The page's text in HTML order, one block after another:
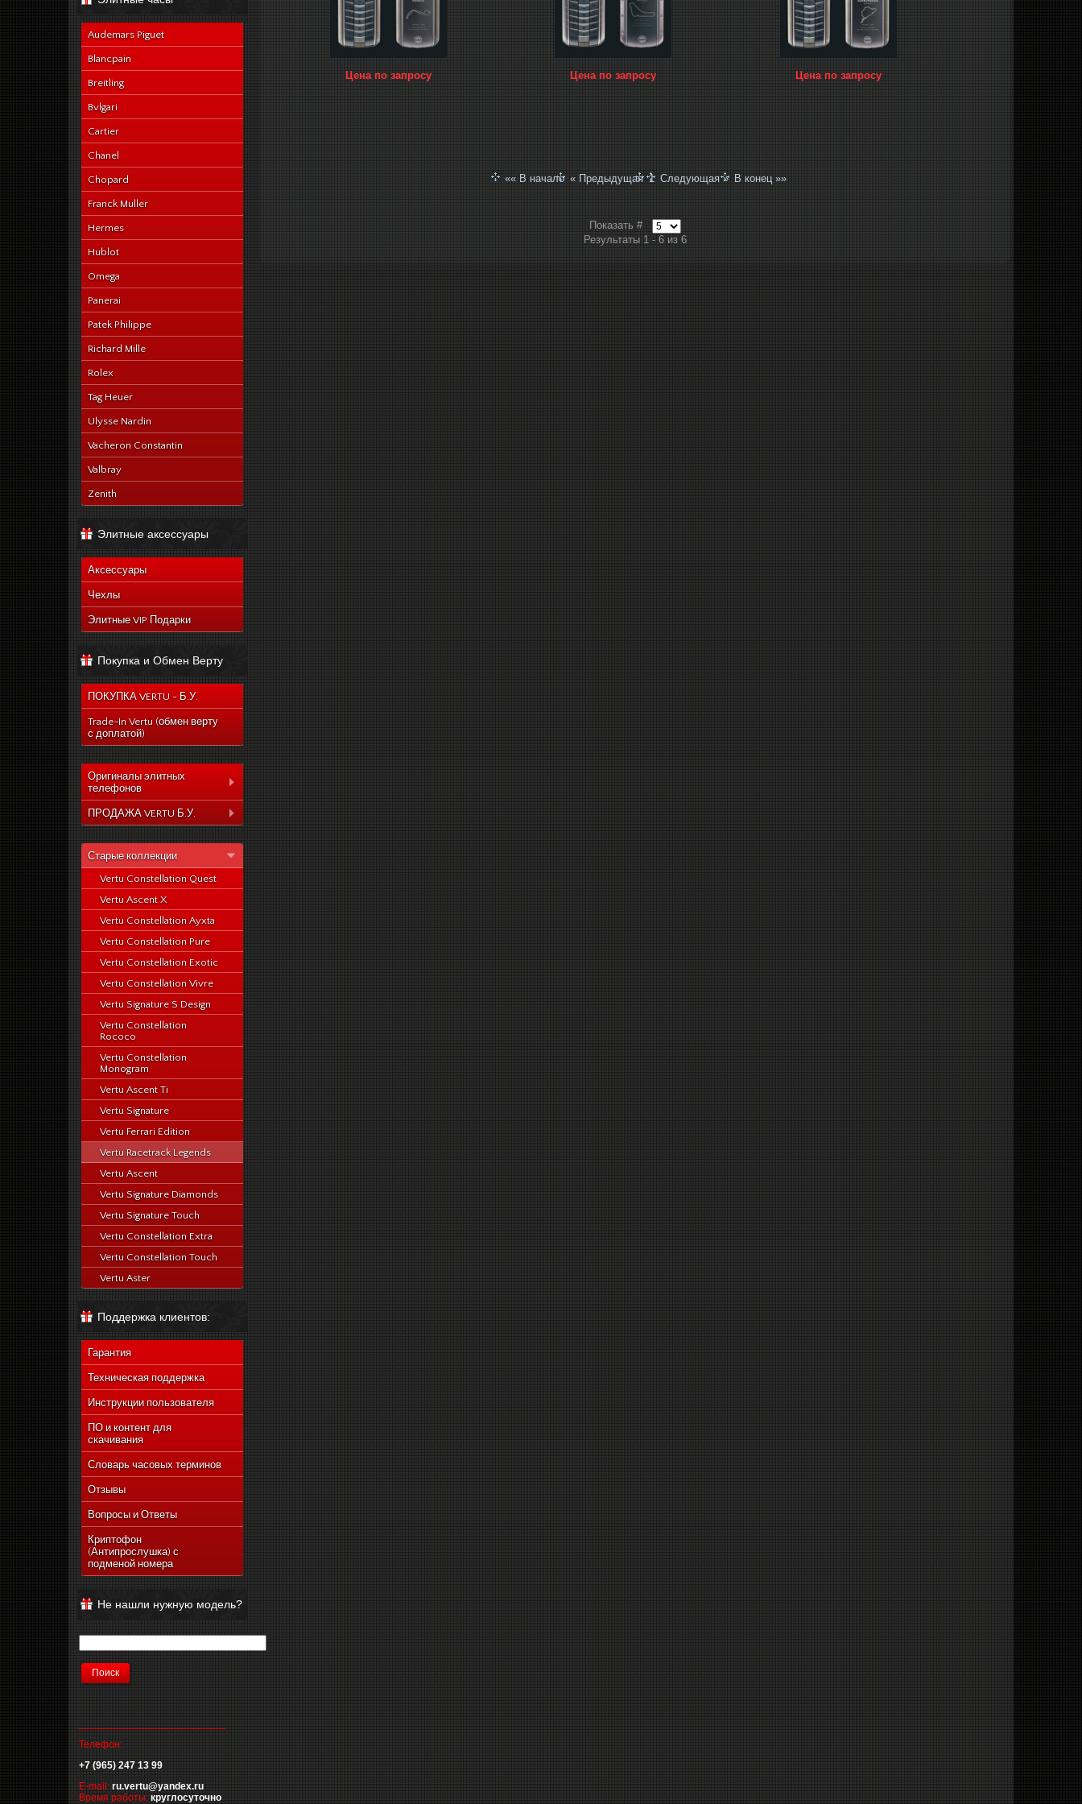
Audemars Piguet
Blancpain
Breitling
Bvlgari
Cartier
Chanel
Chopard
Franck Muller
Hermes
Hublot
Omega
Panerai
Patek Philippe
Richard Mille
Rolex
Tag Heuer
Ulysse Nardin
Vacheron Constantin
Valbray
Zenith
Элитные аксессуары
Аксессуары
Чехлы
Элитные VIP Подарки
Покупка и Обмен Верту
ПОКУПКА VERTU - Б.У.
Trade-In Vertu (обмен верту
с доплатой)
Оригиналы элитных
телефонов
Коллекция Aster
Коллекция Signature
Коллекция Ascent
Коллекция Signature
Touch
Коллекция Новый
Signature Touch
ПРОДАЖА VERTU Б.У.
Коллекция Constelation
Коллекция Signature
Коллекция Ascent
Коллекция Signature
Коллекция Новый
Signature Touch
Старые коллекции
Vertu Constellation Quest
Vertu Ascent X
Vertu Constellation Ayxta
Vertu Constellation Pure
Vertu Constellation Exotic
Vertu Constellation Vivre
Vertu Signature S Design
Vertu Constellation
Rococo
Vertu Constellation
Monogram
Vertu Ascent Ti
Vertu Signature
Vertu Ferrari Edition
Vertu Racetrack Legends
Vertu Ascent
Vertu Signature Diamonds
Vertu Signature Touch
Vertu Constellation Extra
Vertu Constellation Touch
Vertu Aster
Поддержка клиентов:
Гарантия
Техническая поддержка
Инструкции пользователя
ПО и контент для
скачивания
Словарь часовых терминов
Отзывы
Вопросы и Ответы
Криптофон
(Антипрослушка) с
подменой номера
Не нашли нужную модель?
Телефон:
+7 (965) 247 13 99
E-mail: ru.vertu@yandex.ru
Время работы: круглосуточно
Цена по запросу Цена по запросу Цена по запросу
«« В начало « Предыдущая 1 Следующая » В конец »»
Показать #
Результаты 1 - 6 из 6